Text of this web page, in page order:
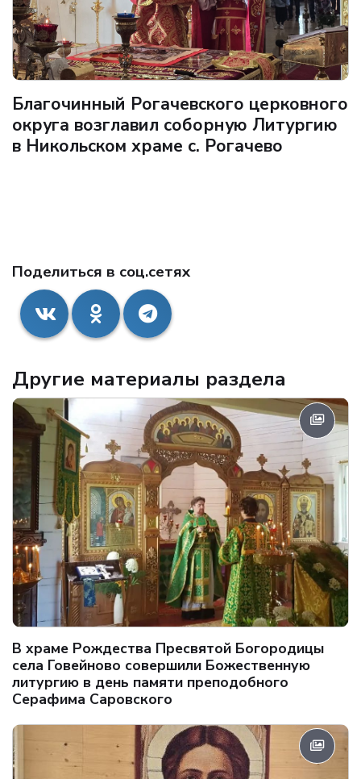
Благочинный Рогачевского церковного
округа возглавил соборную Литургию
в Никольском храме с. Рогачево
Поделиться в соц.сетях
Другие материалы раздела
В храме Рождества Пресвятой Богородицы
села Говейново совершили Божественную
литургию в день памяти преподобного
Серафима Саровского